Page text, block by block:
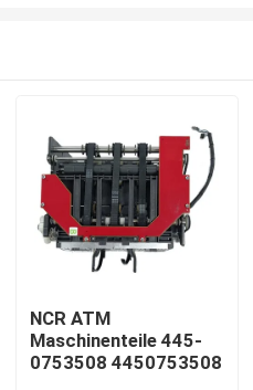
NCR ATM
Maschinenteile 445-
0753508 4450753508